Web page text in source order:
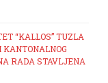
“KALLOS” TUZLA
KANTONALNOG
RADA STAVLJENA